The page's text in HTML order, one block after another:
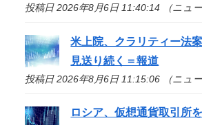
投稿日 2026年8月6日 11:40:14 （ニュー
米上院、クラリティー法
見送り続く＝報道
投稿日 2026年8月6日 11:15:06 （ニュー
ロシア、仮想通貨取引所